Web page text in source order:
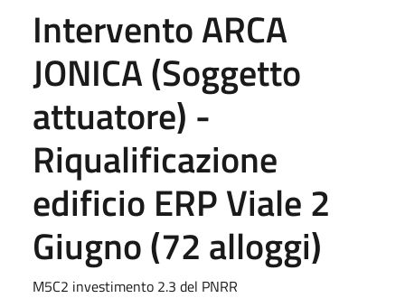
Intervento ARCA
JONICA (Soggetto
attuatore) -
Riqualificazione
edificio ERP Viale 2
Giugno (72 alloggi)
M5C2 investimento 2.3 del PNRR